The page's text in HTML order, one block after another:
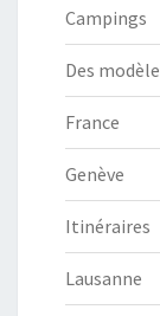
Campings
Des
France
Genève
Itinéraires
Lausanne